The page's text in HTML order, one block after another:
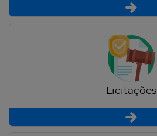
Licitações